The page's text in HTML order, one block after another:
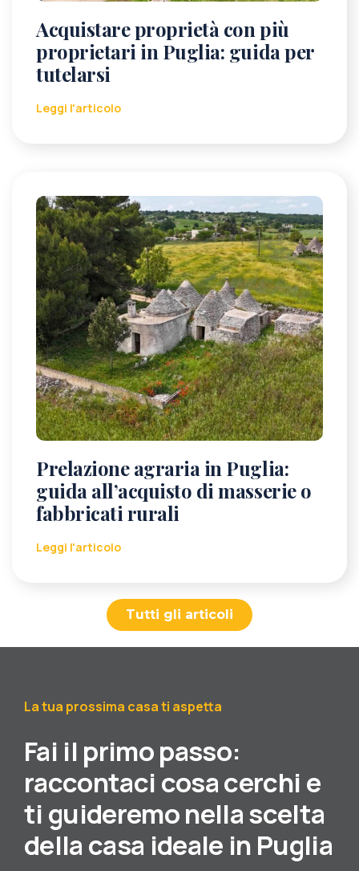
Acquistare proprietà con più
proprietari in Puglia: guida per
tutelarsi
Leggi l'articolo
Prelazione agraria in Puglia:
guida all’acquisto di masserie o
fabbricati rurali
Leggi l'articolo
Tutti gli articoli
La tua prossima casa ti aspetta
Fai il primo passo:
raccontaci cosa cerchi e
ti guideremo nella scelta
della casa ideale in Puglia